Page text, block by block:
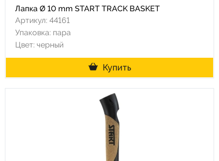
Лапка Ø 10 mm START TRACK BASKET
Артикул: 44161
Упаковка: пара
Цвет: черный
Купить